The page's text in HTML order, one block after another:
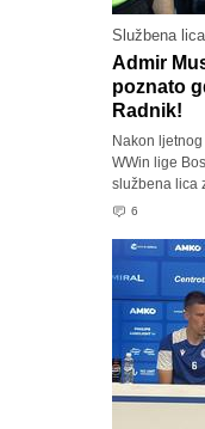
Službena
Admir
poznato
Radnik!
Nakon
WWin lige
službena lica
6